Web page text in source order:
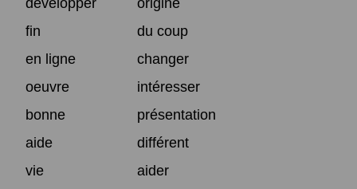
fin
du coup
en ligne
changer
oeuvre
intéresser
bonne
présentation
aide
différent
vie
aider